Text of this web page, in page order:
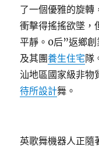
了一個優雅的旋轉
衝擊得搖搖欲墜，
平靜。0后”返鄉
及其團養生住宅隊
汕地區國家級非物
待所設計舞。
英歌舞機器人正隨